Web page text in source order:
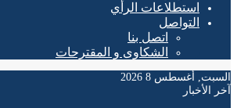
استطلاعات الرأي
التواصل
اتصل بنا
الشكاوى و المقترحات
السبت, أغسطس 8 2026
آخر الأخبار